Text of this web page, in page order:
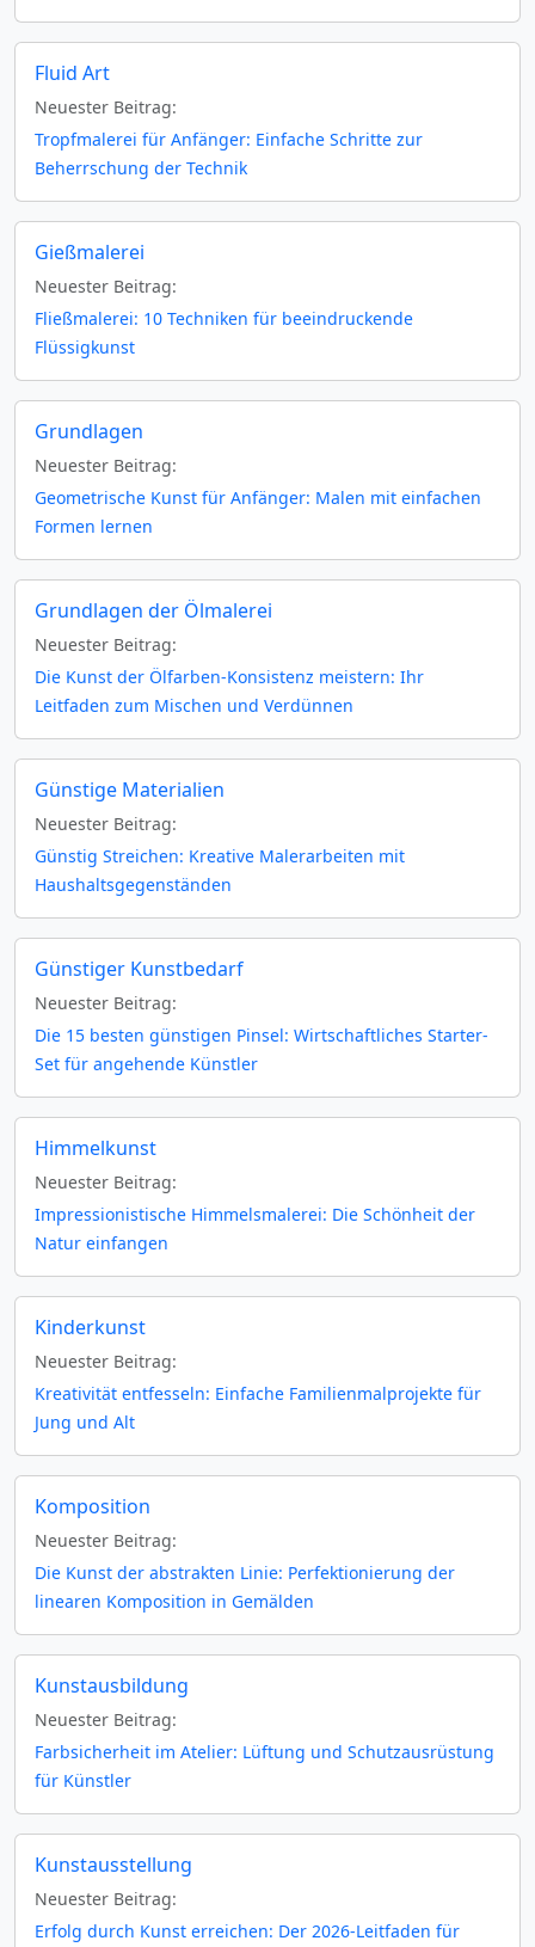
Fluid Art
Neuester Beitrag:
Tropfmalerei für Anfänger: Einfache Schritte zur
Beherrschung der Technik
Gießmalerei
Neuester Beitrag:
Fließmalerei: 10 Techniken für beeindruckende
Flüssigkunst
Grundlagen
Neuester Beitrag:
Geometrische Kunst für Anfänger: Malen mit einfachen
Formen lernen
Grundlagen der Ölmalerei
Neuester Beitrag:
Die Kunst der Ölfarben-Konsistenz meistern: Ihr
Leitfaden zum Mischen und Verdünnen
Günstige Materialien
Neuester Beitrag:
Günstig Streichen: Kreative Malerarbeiten mit
Haushaltsgegenständen
Günstiger Kunstbedarf
Neuester Beitrag:
Die 15 besten günstigen Pinsel: Wirtschaftliches Starter-
Set für angehende Künstler
Himmelkunst
Neuester Beitrag:
Impressionistische Himmelsmalerei: Die Schönheit der
Natur einfangen
Kinderkunst
Neuester Beitrag:
Kreativität entfesseln: Einfache Familienmalprojekte für
Jung und Alt
Komposition
Neuester Beitrag:
Die Kunst der abstrakten Linie: Perfektionierung der
linearen Komposition in Gemälden
Kunstausbildung
Neuester Beitrag:
Farbsicherheit im Atelier: Lüftung und Schutzausrüstung
für Künstler
Kunstausstellung
Neuester Beitrag:
Erfolg durch Kunst erreichen: Der 2026-Leitfaden für